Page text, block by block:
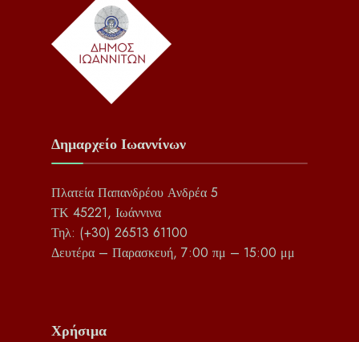
Δημαρχείο Ιωαννίνων
Πλατεία Παπανδρέου Ανδρέα 5
ΤΚ 45221, Ιωάννινα
Τηλ: (+30) 26513 61100
Δευτέρα – Παρασκευή, 7:00 πμ – 15:00 μμ
Χρήσιμα